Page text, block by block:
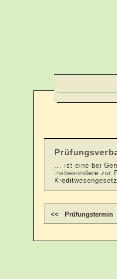
... ist eine bei
insbesondere zur
<< Prüfungstermin